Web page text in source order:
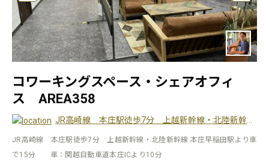
コワーキングスペース・シェアオフィ
ス AREA358
JR高崎線 本庄駅徒歩7分 上越新幹線・北陸新幹線 本庄早稲田駅より車で15分 車：関越自動車道本庄ICより10分
JR高崎線 本庄駅徒歩7分 上越新幹線・北陸新幹線 本庄早稲田駅より車
で15分 車：関越自動車道本庄ICより10分